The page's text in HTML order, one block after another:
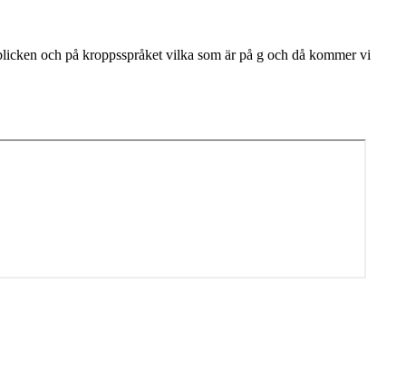
och på kroppsspråket vilka som är på g och då kommer vi